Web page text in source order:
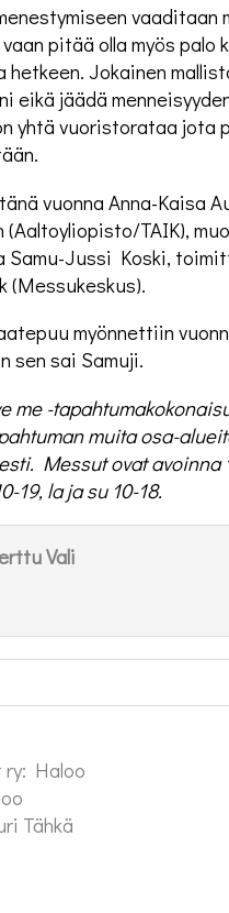
pitää olla myös
hetkeen. Jokainen
eikä jäädä
yhtä vuoristorataa jota
vuonna Anna-Kaisa
TAIK),
Samu-Jussi Koski,
(Messukeskus).
myönnettiin
sen sai Samuji.
me -
muita osa-
Messut ovat avoinna
19, la ja su 10-18.
Vali
ry: Haloo
Tähkä